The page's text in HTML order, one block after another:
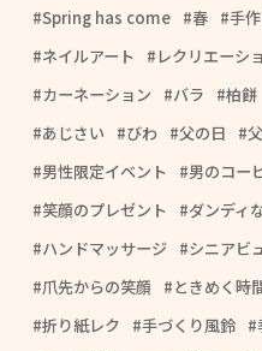
Spring has come
春 手
ネイルアート
レクリエーシ
カーネーション
バラ 柏餅
あじさい
びわ 父の日
男性限定イベント
男のコー
笑顔のプレゼント
ダンディ
ハンドマッサージ
シニアビ
爪先からの笑顔
ときめく時
折り紙レク
手づくり風鈴